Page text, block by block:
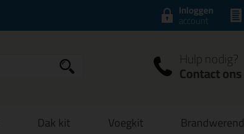
Inloggen
account
Hulp nodig?
Contact ons
Dak kit Voegkit Brandwerend